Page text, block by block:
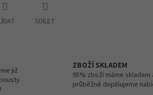
SDÍLET
již
ZBOŽÍ SKLADEM
95% zboží máme skladem
průběžně doplňujeme